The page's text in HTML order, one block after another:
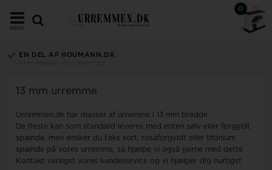
0
MENU
EN DEL AF HOUMANN.DK
13 mm urremme
Urremmen.dk har masser af urremme i 13 mm bredde.
De fleste kan som standard leveres med enten sølv eller forgyldt
spænde, men ønsker du f.eks sort, rosaforgyldt eller titanium
spænde på vores urremme, så hjælpe vi også gerne med dette
Kontakt venligst vores kundeservice og vi hjælper dig hurtigst